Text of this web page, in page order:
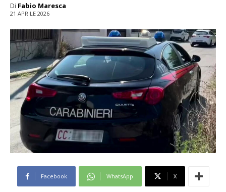
Di Fabio Maresca
21 APRILE 2026
Facebook WhatsApp X